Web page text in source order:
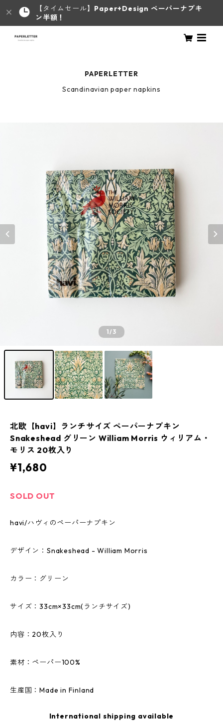
【タイムセール】 Paper+Design ペーパーナプキ
ン半額！
PAPERLETTER
Scandinavian paper napkins
1/3
北欧【havi】ランチサイズ ペーパーナプキン
Snakeshead グリーン William Morris ウィリアム・
モリス 20枚入り
¥1,680
SOLD OUT
havi/ハヴィのペーパーナプキン
デザイン：Snakeshead - William Morris
カラー：グリーン
サイズ：33cm×33cm(ランチサイズ)
内容：20枚入り
素材：ペーパー100%
生産国：Made in Finland
International shipping available